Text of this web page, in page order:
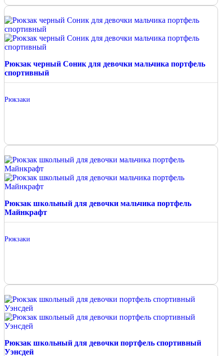
Рюкзак черный Соник для девочки мальчика портфель
спортивный
Рюкзаки
Рюкзак школьный для девочки мальчика портфель
Майнкрафт
Рюкзаки
Рюкзак школьный для девочки портфель спортивный
Уэнсдей